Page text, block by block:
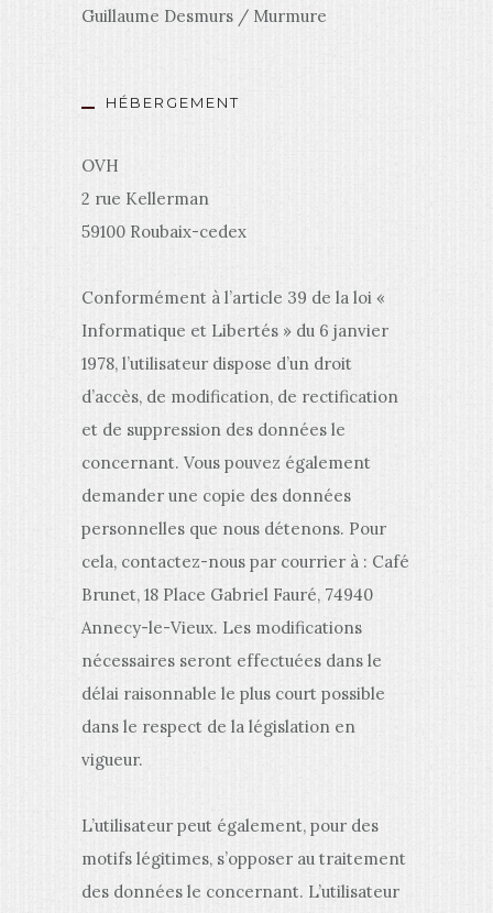
Guillaume Desmurs / Murmure
HÉBERGEMENT
OVH
2 rue Kellerman
59100 Roubaix-cedex
Conformément à l’article 39 de la loi «
Informatique et Libertés » du 6 janvier
1978, l’utilisateur dispose d’un droit
d’accès, de modification, de rectification
et de suppression des données le
concernant. Vous pouvez également
demander une copie des données
personnelles que nous détenons. Pour
cela, contactez-nous par courrier à : Café
Brunet, 18 Place Gabriel Fauré, 74940
Annecy-le-Vieux. Les modifications
nécessaires seront effectuées dans le
délai raisonnable le plus court possible
dans le respect de la législation en
vigueur.
L’utilisateur peut également, pour des
motifs légitimes, s’opposer au traitement
des données le concernant. L’utilisateur